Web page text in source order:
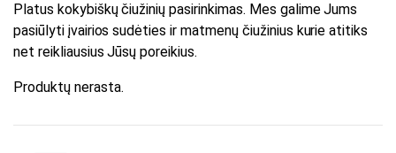
Platus kokybiškų čiužinių pasirinkimas. Mes galime Jums
pasiūlyti įvairios sudėties ir matmenų čiužinius kurie atitiks
net reikliausius Jūsų poreikius.
Produktų nerasta.